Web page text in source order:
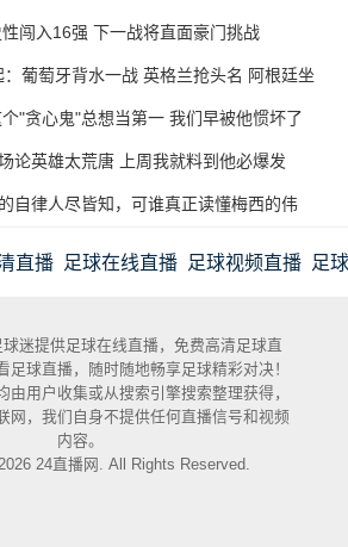
闯入16强 下一战将直面豪门挑战
葡萄牙背水一战 英格兰抢头名 阿根廷坐
"贪心鬼"总想当第一 我们早被他惯坏了
论英雄太荒唐 上周我就料到他必爆发
自律人尽皆知，可谁真正读懂梅西的伟
直播 足球在线直播 足球视频直播 足
迷提供足球在线直播，免费高清足球直
足球直播，随时随地畅享足球精彩对决！
由用户收集或从搜索引擎搜索整理获得，
网，我们自身不提供任何直播信号和视频
内容。
24直播网. All Rights Reserved.